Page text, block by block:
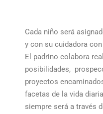
Cada niño será
y con su cuidadora
El padrino colabora
posibilidades,
proyectos
facetas de la vida
siempre será a través